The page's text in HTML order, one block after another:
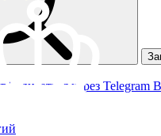
Записаться через Telegram